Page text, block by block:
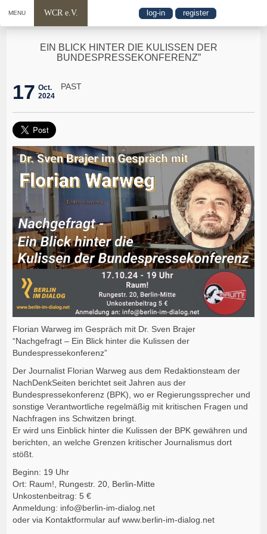
MENU WCR e.V. log-in register
EIN BLICK HINTER DIE KULISSEN DER
BUNDESPRESSEKONFERENZ”
17 Oct.
2024
PAST
Florian Warweg im Gespräch mit Dr. Sven Brajer
“Nachgefragt – Ein Blick hinter die Kulissen der
Bundespressekonferenz”
Der Journalist Florian Warweg aus dem Redaktionsteam der
NachDenkSeiten berichtet seit Jahren aus der
Bundespressekonferenz (BPK), wo er Regierungssprecher und
sonstige Verantwortliche regelmäßig mit kritischen Fragen und
Nachfragen ins Schwitzen bringt.
Er wird uns Einblick hinter die Kulissen der BPK gewähren und
berichten, an welche Grenzen kritischer Journalismus dort
stößt.
Beginn: 19 Uhr
Ort: Raum!, Rungestr. 20, Berlin-Mitte
Unkostenbeitrag: 5 €
Anmeldung: info@berlin-im-dialog.net
oder via Kontaktformular auf www.berlin-im-dialog.net